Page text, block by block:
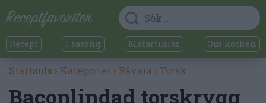
Recept I säsong Matartiklar Om kocken
Startsida › Kategorier › Råvara › Torsk
Baconlindad torskrygg